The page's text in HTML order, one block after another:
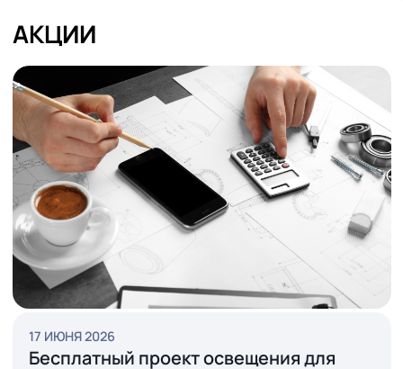
ГАРАНТИЙНОЕ И ПОСТГАРАНТИЙНОЕ
ОБСЛУЖИВАНИЕ
СМОТРЕТЬ ВСЕ
АКЦИИ